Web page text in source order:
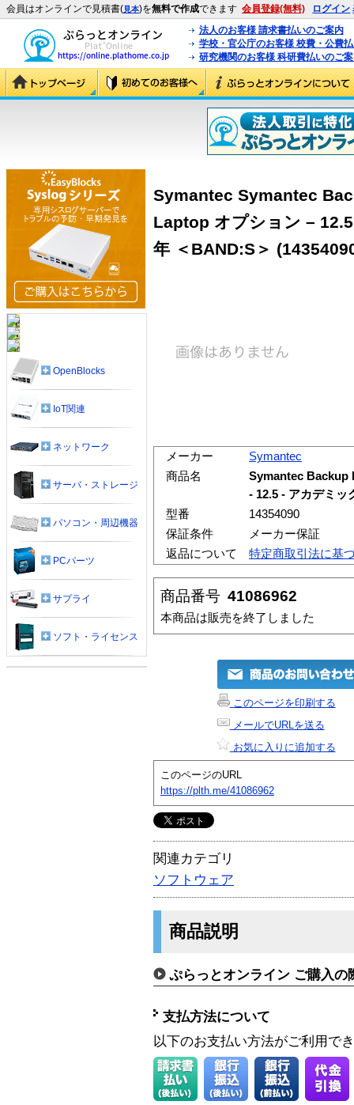
会員はオンラインで見積書(見本)を無料で作成できます 会員登録(無料) ログイン
法人のお客様 請求書払いのご案内
学校・官公庁のお客様 校費・公費
研究機関のお客様 科研費払いのご
Symantec Symantec
Laptop オプション –
年 ＜BAND:S＞
メーカー
Symantec
商品名
Symantec Backup
- 12.5 - アカデミッ
型番
14354090
保証条件
メーカー保証
返品について
特定商取引法に基
商品番号 41086962
本商品は販売を終了しました
このページを印刷する
メールでURLを送る
お気に入りに追加する
このページのURL
https://plth.me/41086962
関連カテゴリ
ソフトウェア
商品説明
ぷらっとオンライン ご購入の
支払方法について
以下のお支払い方法がご利用で
OpenBlocks
IoT関連
ネットワーク
サーバ・ストレージ
パソコン・周辺機器
PCパーツ
サプライ
ソフト・ライセンス